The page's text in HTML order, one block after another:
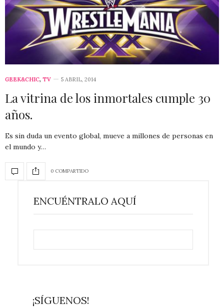
GEEK&CHIC, TV 5 ABRIL, 2014
La vitrina de los inmortales cumple 30
años.
Es sin duda un evento global, mueve a millones de personas en
el mundo y…
0 COMPARTIDO
ENCUÉNTRALO AQUÍ
¡SÍGUENOS!